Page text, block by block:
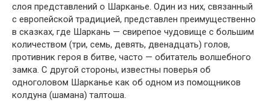
слоя представлений о Шарканье. Один из них, связанный
с европейской традицией, представлен преимущественно
в сказках, где Шаркань — свирепое чудовище с большим
количеством (три, семь, девять, двенадцать) голов,
противник героя в битве, часто — обитатель волшебного
замка. С другой стороны, известны поверья об
одноголовом Шарканье как об одном из помощников
колдуна (шамана) талтоша.